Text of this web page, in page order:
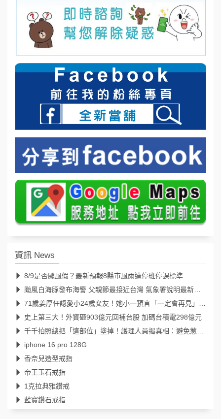
資訊 News
8/9是否颱風假？最新預報8縣市風雨達停班停課標準
颱風白海豚發布海警 父親節最接近台灣 氣象署說明最新颱風路徑、影響範圍
71歲姜厚任認愛小24歲女友！她小一預言「一定會再見」39年後成真
史上第三大！外資砸903億元回補台股 加碼台積電298億元
千千拍照總把「這部位」塗掉！護理人員揭真相：避免惹來不必要麻煩
iphone 16 pro 128G
香奈兒造型戒指
帝王玉石戒指
1克拉典雅鑽戒
藍寶鑽石戒指